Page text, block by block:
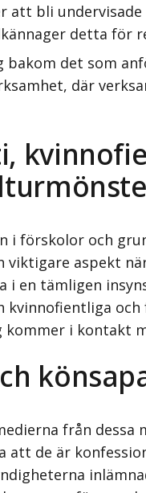
att bli
detta för
bakom det som
där
i förskolor och
viktigare aspekt
i en tämligen
kvinnofientliga
i kontakt
från dessa
att de är